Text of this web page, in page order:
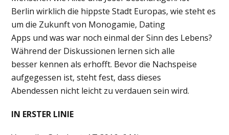
Berlin wirklich die hippste Stadt Europas, wie steht es
um die Zukunft von Monogamie, Dating
Apps und was war noch einmal der Sinn des Lebens?
Während der Diskussionen lernen sich alle
besser kennen als erhofft. Bevor die Nachspeise
aufgegessen ist, steht fest, dass dieses
Abendessen nicht leicht zu verdauen sein wird.
IN ERSTER LINIE